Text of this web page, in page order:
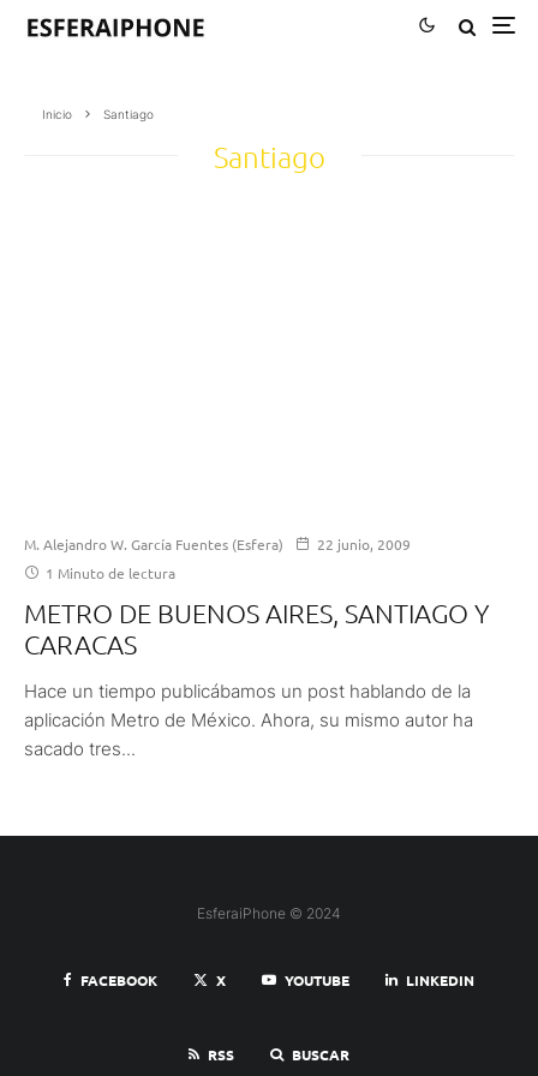
Inicio Santiago
Santiago
M. Alejandro W. García Fuentes (Esfera)
22 junio, 2009
1 Minuto de lectura
METRO DE BUENOS AIRES, SANTIAGO Y
CARACAS
Hace un tiempo publicábamos un post hablando de la
aplicación Metro de México. Ahora, su mismo autor ha
sacado tres...
EsferaiPhone © 2024
FACEBOOK X YOUTUBE LINKEDIN
RSS BUSCAR